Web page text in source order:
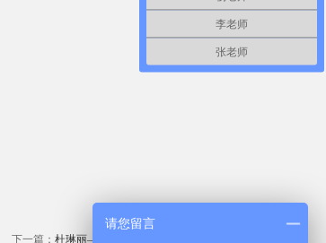
下一篇： 杜琳丽——要自信放松
李老师
张老师
请您留言